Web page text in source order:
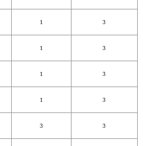
1 3
1 3
1 3
1 3
3 3